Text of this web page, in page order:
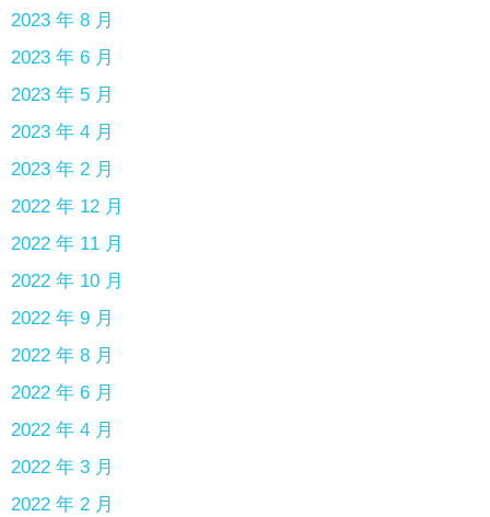
2023 年 8 月
2023 年 6 月
2023 年 5 月
2023 年 4 月
2023 年 2 月
2022 年 12 月
2022 年 11 月
2022 年 10 月
2022 年 9 月
2022 年 8 月
2022 年 6 月
2022 年 4 月
2022 年 3 月
2022 年 2 月